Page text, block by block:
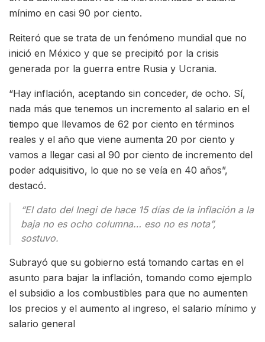
mínimo en casi 90 por ciento.
Reiteró que se trata de un fenómeno mundial que no
inició en México y que se precipitó por la crisis
generada por la guerra entre Rusia y Ucrania.
“Hay inflación, aceptando sin conceder, de ocho. Sí,
nada más que tenemos un incremento al salario en el
tiempo que llevamos de 62 por ciento en términos
reales y el año que viene aumenta 20 por ciento y
vamos a llegar casi al 90 por ciento de incremento del
poder adquisitivo, lo que no se veía en 40 años”,
destacó.
“El dato del Inegi de hace 15 días de la inflación a la
baja no es ocho columna… eso no es nota”,
sostuvo.
Subrayó que su gobierno está tomando cartas en el
asunto para bajar la inflación, tomando como ejemplo
el subsidio a los combustibles para que no aumenten
los precios y el aumento al ingreso, el salario mínimo y
salario general